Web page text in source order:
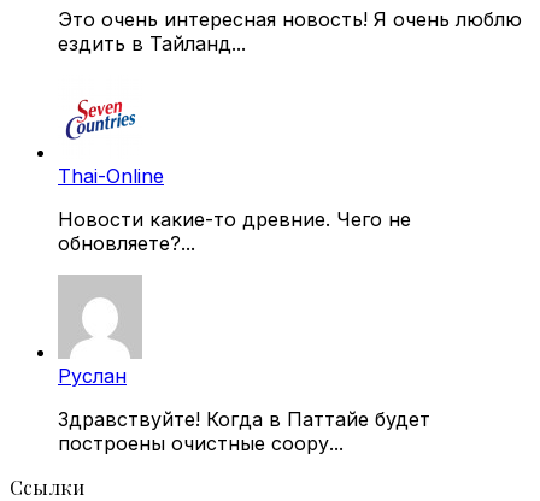
Это очень интересная новость! Я очень люблю
ездить в Тайланд...
Thai-Online
Новости какие-то древние. Чего не
обновляете?...
Руслан
Здравствуйте! Когда в Паттайе будет
построены очистные соору...
Ссылки